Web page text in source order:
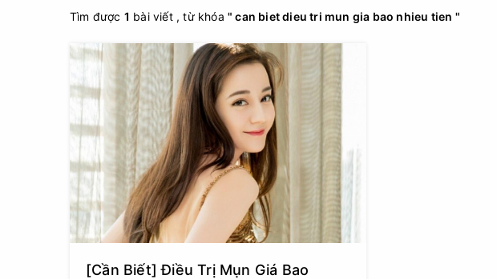
Tìm được 1 bài viết , từ khóa" can biet dieu tri mun gia bao nhieu tien "
[Cần Biết] Điều Trị Mụn Giá Bao